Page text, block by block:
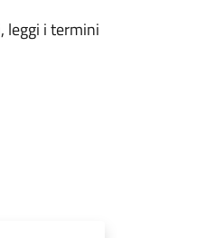
leggi i termini